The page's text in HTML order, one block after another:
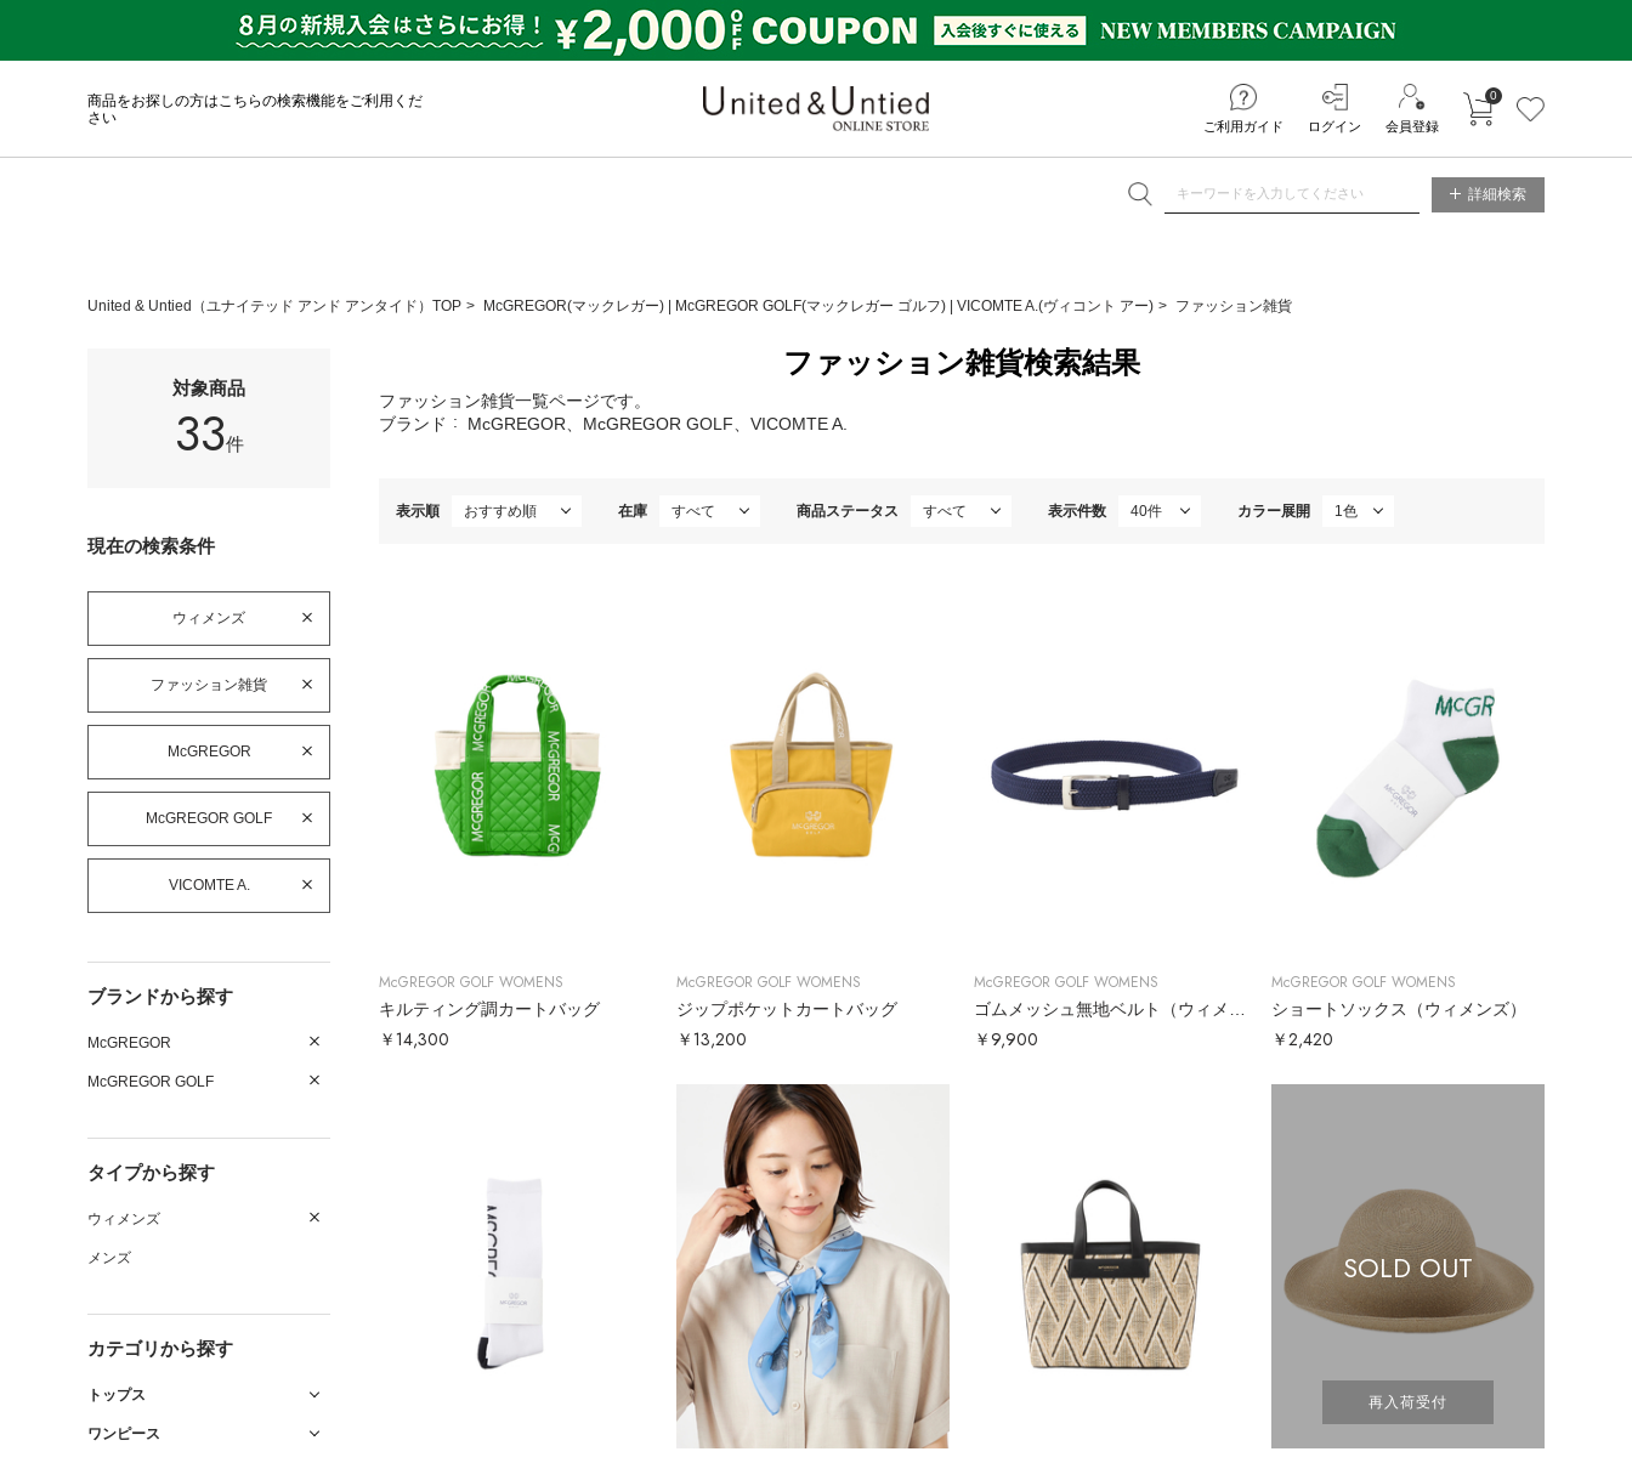
商品をお探しの方はこちらの検索機能をご利用くだ
さい
ご利用ガイド ログイン 会員登録
カートに入れる
0
詳細検索
United & Untied（ユナイテッド アンド アンタイド）TOP McGREGOR(マックレガー) McGREGOR GOLF(マックレガー ゴルフ) VICOMTE A.(ヴィコント アー) ファッション雑貨
対象商品
33件
現在の検索条件
ウィメンズ
ファッション雑貨
McGREGOR
McGREGOR GOLF
VICOMTE A.
ブランドから探す
McGREGOR
McGREGOR GOLF
タイプから探す
ウィメンズ
メンズ
カテゴリから探す
トップス
ワンピース
ファッション雑貨検索結果
ファッション雑貨一覧ページです。
ブランド
McGREGOR、McGREGOR GOLF、VICOMTE A.
表示順 在庫 商品ステータス 表示件数 カラー展開
McGREGOR GOLF WOMENS
キルティング調カートバッグ
￥14,300
McGREGOR GOLF WOMENS
ジップポケットカートバッグ
￥13,200
McGREGOR GOLF WOMENS
￥9,900
McGREGOR GOLF WOMENS
ショートソックス（ウィメンズ）
￥2,420
SOLD OUT
再入荷受付